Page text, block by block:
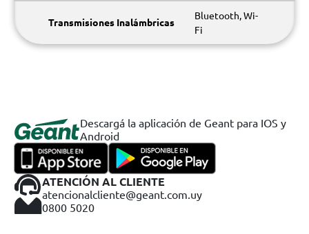
Transmisiones Inalámbricas
Bluetooth, Wi-
Fi
Descargá la aplicación de Geant para IOS y
Android
ATENCIÓN AL CLIENTE
atencionalcliente@geant.com.uy
0800 5020